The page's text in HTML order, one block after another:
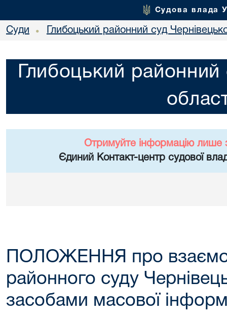
Судова влада
Суди • Глибоцький районний суд
Глибоцький районний
Отримуйте інформацію лише
Єдиний Контакт-центр судової
ПОЛОЖЕННЯ про
районного суду
засобами масової